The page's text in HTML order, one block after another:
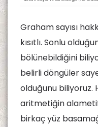
Graham sayısı
kısıtlı. Sonlu
bölünebildiğini
belirli döngüler
olduğunu
aritmetiğin
birkaç yüz